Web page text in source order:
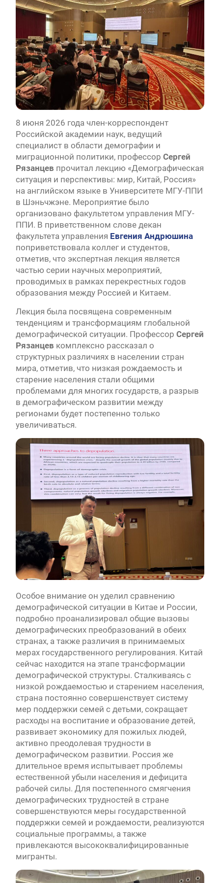
8 июня 2026 года член-корреспондент
Российской академии наук, ведущий
специалист в области демографии и
миграционной политики, профессор Сергей
Рязанцев прочитал лекцию «Демографическая
ситуация и перспективы: мир, Китай, Россия»
на английском языке в Университете МГУ-ППИ
в Шэньчжэне. Мероприятие было
организовано факультетом управления МГУ-
ППИ. В приветственном слове декан
факультета управления Евгения Андрюшина
поприветствовала коллег и студентов,
отметив, что экспертная лекция является
частью серии научных мероприятий,
проводимых в рамках перекрестных годов
образования между Россией и Китаем.
Лекция была посвящена современным
тенденциям и трансформациям глобальной
демографической ситуации. Профессор Сергей
Рязанцев комплексно рассказал о
структурных различиях в населении стран
мира, отметив, что низкая рождаемость и
старение населения стали общими
проблемами для многих государств, а разрыв
в демографическом развитии между
регионами будет постепенно только
увеличиваться.
Особое внимание он уделил сравнению
демографической ситуации в Китае и России,
подробно проанализировал общие вызовы
демографических преобразований в обеих
странах, а также различия в принимаемых
мерах государственного регулирования. Китай
сейчас находится на этапе трансформации
демографической структуры. Сталкиваясь с
низкой рождаемостью и старением населения,
страна постоянно совершенствует систему
мер поддержки семей с детьми, сокращает
расходы на воспитание и образование детей,
развивает экономику для пожилых людей,
активно преодолевая трудности в
демографическом развитии. Россия же
длительное время испытывает проблемы
естественной убыли населения и дефицита
рабочей силы. Для постепенного смягчения
демографических трудностей в стране
совершенствуются меры государственной
поддержки семей и рождаемости, реализуются
социальные программы, а также
привлекаются высококвалифицированные
мигранты.